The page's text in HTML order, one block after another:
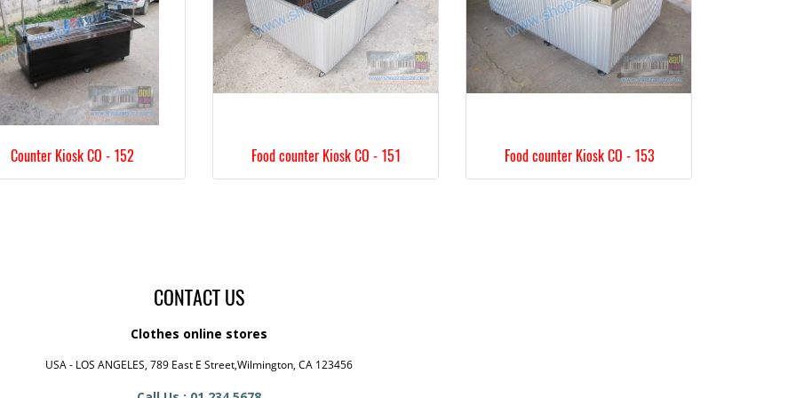
Counter Kiosk CO - 152 Food counter Kiosk CO - 151 Food counter Kiosk CO - 153
CONTACT US
Clothes online stores
USA - LOS ANGELES, 789 East E Street,Wilmington, CA 123456